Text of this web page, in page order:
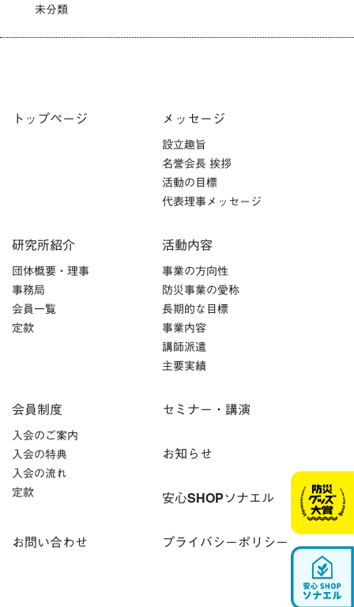
未分類
トップページ メッセージ
設立趣旨
名誉会長 挨拶
活動の目標
代表理事メッセージ
研究所紹介
団体概要・理事
事務局
会員一覧
定款
活動内容
事業の方向性
防災事業の愛称
長期的な目標
事業内容
講師派遣
主要実績
会員制度
入会のご案内
入会の特典
入会の流れ
定款
セミナー・講演
お知らせ
安心SHOPソナエル
お問い合わせ プライバシーポリシー